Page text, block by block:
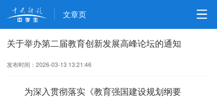
文章页
关于举办第二届教育创新发展高峰论坛的通知
发布时间：2026-03-13 13:21:46
为深入贯彻落实《教育强国建设规划纲要